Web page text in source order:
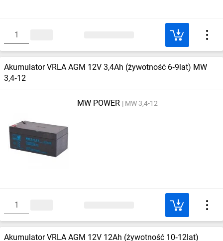
Akumulator VRLA AGM 12V 3,4Ah (żywotność 6‑9lat) MW
3,4‑12
MW POWER MW 3,4-12
Akumulator VRLA AGM 12V 12Ah (żywotność 10‑12lat)